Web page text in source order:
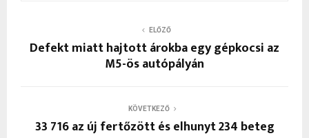
ELŐZŐ
Defekt miatt hajtott árokba egy gépkocsi az
M5-ös autópályán
KÖVETKEZŐ
33 716 az új fertőzött és elhunyt 234 beteg